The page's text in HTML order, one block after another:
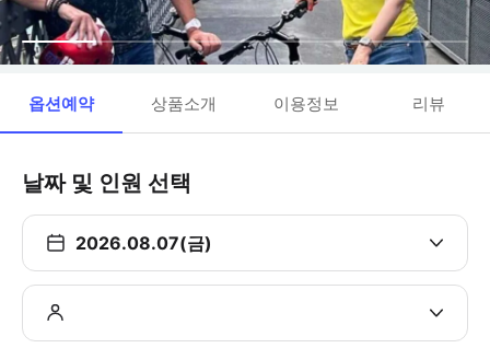
옵션예약 상품소개 이용정보 리뷰
날짜 및 인원 선택
2026.08.07(금)